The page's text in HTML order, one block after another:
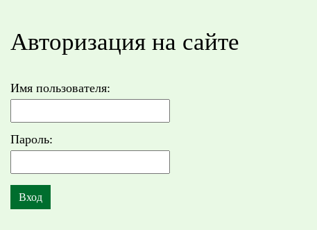
Авторизация на сайте
Имя пользователя:
Пароль: